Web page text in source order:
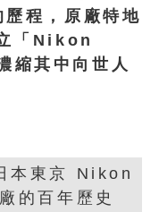
程，原廠特地
「Nikon
縮其中向世人